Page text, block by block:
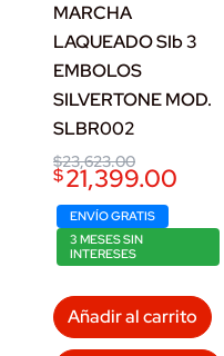
MARCHA
LAQUEADO SIb 3
EMBOLOS
SILVERTONE MOD.
SLBR002
$23,623.00
Original
price
$23,623.00.
$21,399.00
Current
price
$21,399.00.
ENVÍO GRATIS
3 MESES SIN
INTERESES
Añadir al carrito